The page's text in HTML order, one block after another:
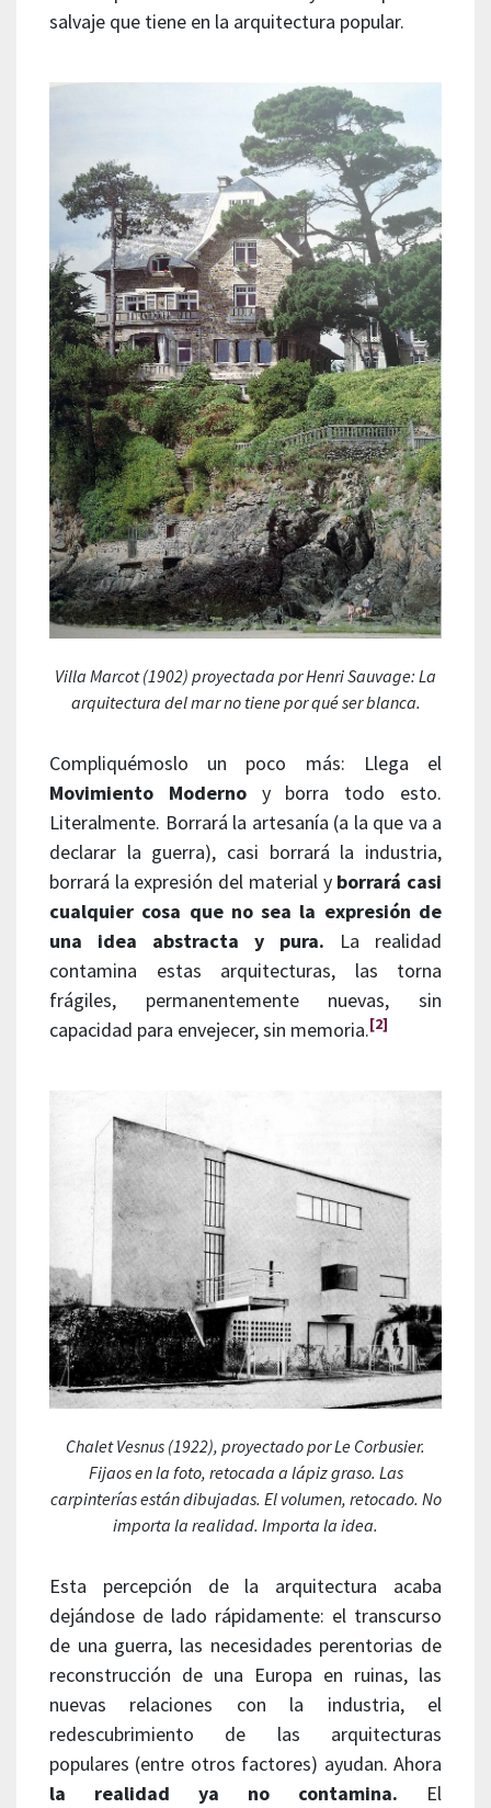
salvaje que tiene en la arquitectura popular.
Villa Marcot (1902) proyectada por Henri Sauvage: La
arquitectura del mar no tiene por qué ser blanca.
Compliquémoslo un poco más: Llega el
Movimiento Modernoy borra todo esto.
Literalmente. Borrará la artesanía (a la que va a
declarar la guerra), casi borrará la industria,
borrará la expresión del material y borrará casi
cualquier cosa que no sea la expresión de
una idea abstracta y pura. La realidad
contamina estas arquitecturas, las torna
frágiles, permanentemente nuevas, sin
capacidad para envejecer, sin memoria.[2]
Chalet Vesnus (1922), proyectado por Le Corbusier.
Fijaos en la foto, retocada a lápiz graso. Las
carpinterías están dibujadas. El volumen, retocado. No
importa la realidad. Importa la idea.
Esta percepción de la arquitectura acaba
dejándose de lado rápidamente: el transcurso
de una guerra, las necesidades perentorias de
reconstrucción de una Europa en ruinas, las
nuevas relaciones con la industria, el
redescubrimiento de las arquitecturas
populares (entre otros factores) ayudan. Ahora
la realidad ya no contamina. El